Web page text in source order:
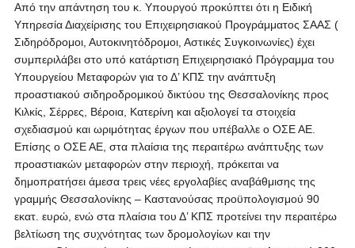
Από την απάντηση του κ. Υπουργού προκύπτει ότι η Ειδική
Υπηρεσία Διαχείρισης του Επιχειρησιακού Προγράμματος ΣΑΑΣ (
Σιδηρόδρομοι, Αυτοκινητόδρομοι, Αστικές Συγκοινωνίες) έχει
συμπεριλάβει στο υπό κατάρτιση Επιχειρησιακό Πρόγραμμα του
Υπουργείου Μεταφορών για το Δ’ ΚΠΣ την ανάπτυξη
προαστιακού σιδηροδρομικού δικτύου της Θεσσαλονίκης προς
Κιλκίς, Σέρρες, Βέροια, Κατερίνη και αξιολογεί τα στοιχεία
σχεδιασμού και ωριμότητας έργων που υπέβαλλε ο ΟΣΕ ΑΕ.
Επίσης ο ΟΣΕ ΑΕ, στα πλαίσια της περαιτέρω ανάπτυξης των
προαστιακών μεταφορών στην περιοχή, πρόκειται να
δημοπρατήσει άμεσα τρεις νέες εργολαβίες αναβάθμισης της
γραμμής Θεσσαλονίκης – Καστανούσας προϋπολογισμού 90
εκατ. ευρώ, ενώ στα πλαίσια του Δ’ ΚΠΣ προτείνει την περαιτέρω
βελτίωση της συχνότητας των δρομολογίων και την